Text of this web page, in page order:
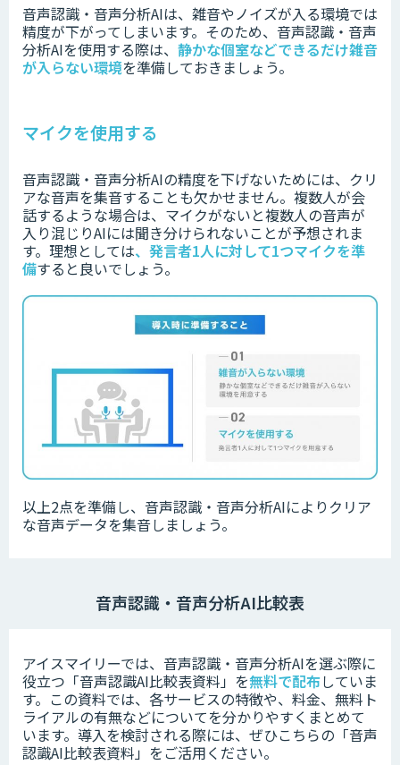
音声認識・音声分析AIは、雑音やノイズが入る環境では
精度が下がってしまいます。 そのため、音声認識・音声
分析AIを使用する際は、 静かな個室などできるだけ雑音
が入らない環境を準備しておきましょう。
マイクを使用する
音声認識・音声分析AIの精度を下げないためには、クリ
アな音声を集音することも欠かせません。 複数人が会
話するような場合は、マイクがないと複数人の音声が
入り混じりAIには聞き分けられないことが予想されま
す。 理想としては、 発言者1人に対して1つマイクを準
備すると良いでしょう。
以上2点を準備し、音声認識・音声分析AIによりクリア
な音声データを集音しましょう。
音声認識・音声分析AI比較表
アイスマイリーでは、音声認識・音声分析AIを選ぶ際に
役立つ「音声認識AI比較表資料」を無料で配布していま
す。この資料では、各サービスの特徴や、料金、無料ト
ライアルの有無などについてを分かりやすくまとめて
います。 導入を検討される際には、ぜひこちらの「音声
認識AI比較表資料」をご活用ください。